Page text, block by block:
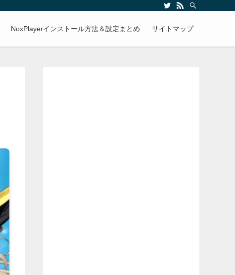
NoxPlayerインストール方法＆設定まとめ サイトマップ